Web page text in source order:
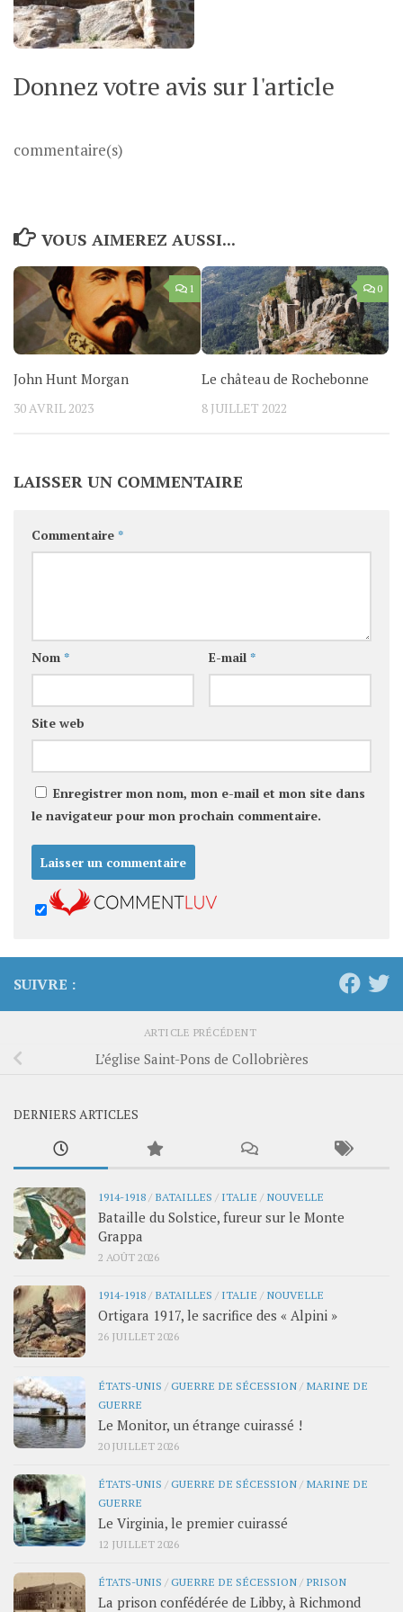
Donnez votre avis sur l'article
commentaire(s)
VOUS AIMEREZ AUSSI...
1
John Hunt Morgan
30 AVRIL 2023
0
Le château de Rochebonne
8 JUILLET 2022
LAISSER UN COMMENTAIRE
Commentaire *
Nom * E-mail *
Site web
Enregistrer mon nom, mon e-mail et mon site dans
le navigateur pour mon prochain commentaire.
SUIVRE :
ARTICLE PRÉCÉDENT
L’église Saint-Pons de Collobrières
DERNIERS ARTICLES
1914-1918 / BATAILLES / ITALIE / NOUVELLE
Bataille du Solstice, fureur sur le Monte
Grappa
2 AOÛT 2026
1914-1918 / BATAILLES / ITALIE / NOUVELLE
Ortigara 1917, le sacrifice des « Alpini »
26 JUILLET 2026
ÉTATS-UNIS /GUERRE DE SÉCESSION / MARINE DE
GUERRE
Le Monitor, un étrange cuirassé !
20 JUILLET 2026
ÉTATS-UNIS /GUERRE DE SÉCESSION / MARINE DE
GUERRE
Le Virginia, le premier cuirassé
12 JUILLET 2026
ÉTATS-UNIS /GUERRE DE SÉCESSION / PRISON
La prison confédérée de Libby, à Richmond